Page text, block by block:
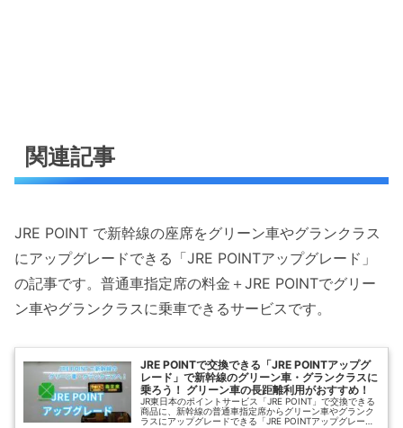
関連記事
JRE POINT で新幹線の座席をグリーン車やグランクラス
にアップグレードできる「JRE POINTアップグレード」
の記事です。普通車指定席の料金＋JRE POINTでグリー
ン車やグランクラスに乗車できるサービスです。
JRE POINTで交換できる「JRE POINTアップグ
レード」で新幹線のグリーン車・グランクラスに
乗ろう！ グリーン車の長距離利用がおすすめ！
JR東日本のポイントサービス「JRE POINT」で交換できる
商品に、新幹線の普通車指定席からグリーン車やグランク
ラスにアップグレードできる「JRE POINTアップグレー